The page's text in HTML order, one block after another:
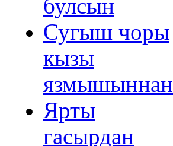
булсын
Сугыш чоры
кызы
язмышыннан
Ярты
гасырдан